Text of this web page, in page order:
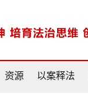
资源 以案释法